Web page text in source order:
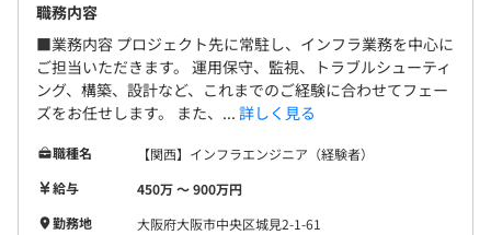
職務内容
■業務内容 プロジェクト先に常駐し、インフラ業務を中心に
ご担当いただきます。 運用保守、監視、トラブルシューティ
ング、構築、設計など、これまでのご経験に合わせてフェー
ズをお任せします。 また、... 詳しく見る
職種名
【関西】インフラエンジニア（経験者）
給与
450万 〜 900万円
勤務地
大阪府大阪市中央区城見2-1-61